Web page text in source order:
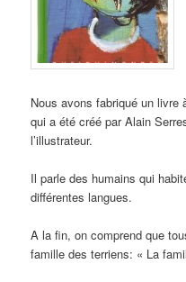
Nous avons fabriqué un livre
qui a été créé par Alain
l’illustrateur.
Il parle des humains qui
différentes langues.
A la fin,on comprend que
famille des terriens: « La